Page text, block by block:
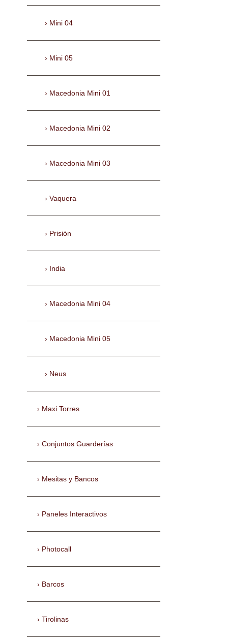
Mini 04
Mini 05
Macedonia Mini 01
Macedonia Mini 02
Macedonia Mini 03
Vaquera
Prisión
India
Macedonia Mini 04
Macedonia Mini 05
Neus
Maxi Torres
Conjuntos Guarderías
Mesitas y Bancos
Paneles Interactivos
Photocall
Barcos
Tirolinas